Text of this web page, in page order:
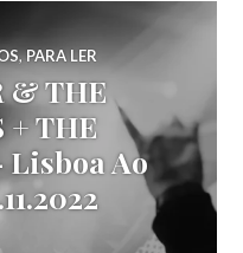
,PARA LER
& THE
+ THE
Lisboa Ao